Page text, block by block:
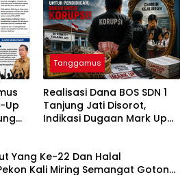
Up
Tanggamus
Realisasi Dana BOS SDN 1
Tanjung Jati Disorot,
Indikasi Dugaan Mark Up
Yang Ke-22 Dan Halal
Kali Miring Semangat Gotong